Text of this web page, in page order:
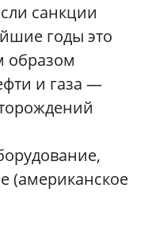
санкции
годы это
образом
и газа —
(американское